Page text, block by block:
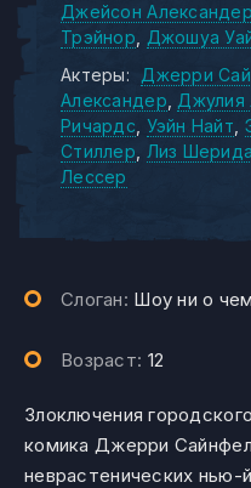
Джейсон Александер
Трэйнор
Джошуа
Актеры:
Джерри
Александер Джулия
Ричардс Уэйн Найт
Стиллер
Лиз
Лессер
Слоган: Шоу ни о чем
Возраст: 12
Злоключения
комика Джерри
неврастенических нью-